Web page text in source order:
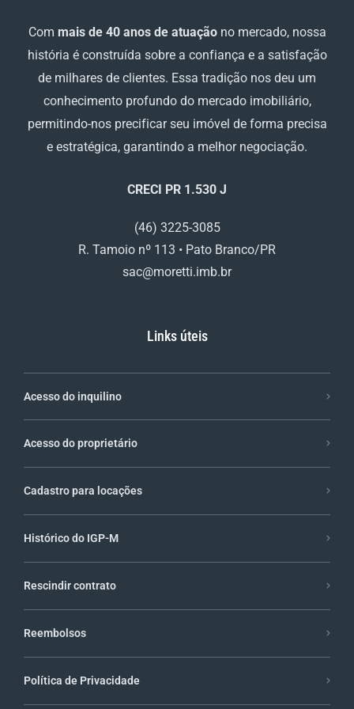
Com mais de 40 anos de atuaçãono mercado, nossa
história é construída sobre a confiança e a satisfação
de milhares de clientes. Essa tradição nos deu um
conhecimento profundo do mercado imobiliário,
permitindo-nos precificar seu imóvel de forma precisa
e estratégica, garantindo a melhor negociação.
CRECI PR 1.530 J
(46) 3225-3085
R. Tamoio nº 113 • Pato Branco/PR
sac@moretti.imb.br
Links úteis
Acesso do inquilino
Acesso do proprietário
Cadastro para locações
Histórico do IGP-M
Rescindir contrato
Reembolsos
Política de Privacidade